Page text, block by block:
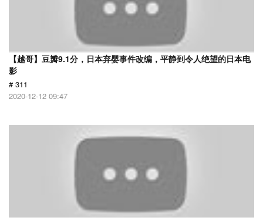
【越哥】豆瓣9.1分，日本弃婴事件改编，平静到令人绝望的日本电
影
# 311
2020-12-12 09:47